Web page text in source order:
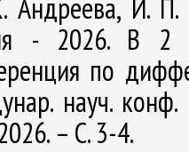
Андреева, И. П.
- 2026. В 2
по
науч.
– С. 3-4.